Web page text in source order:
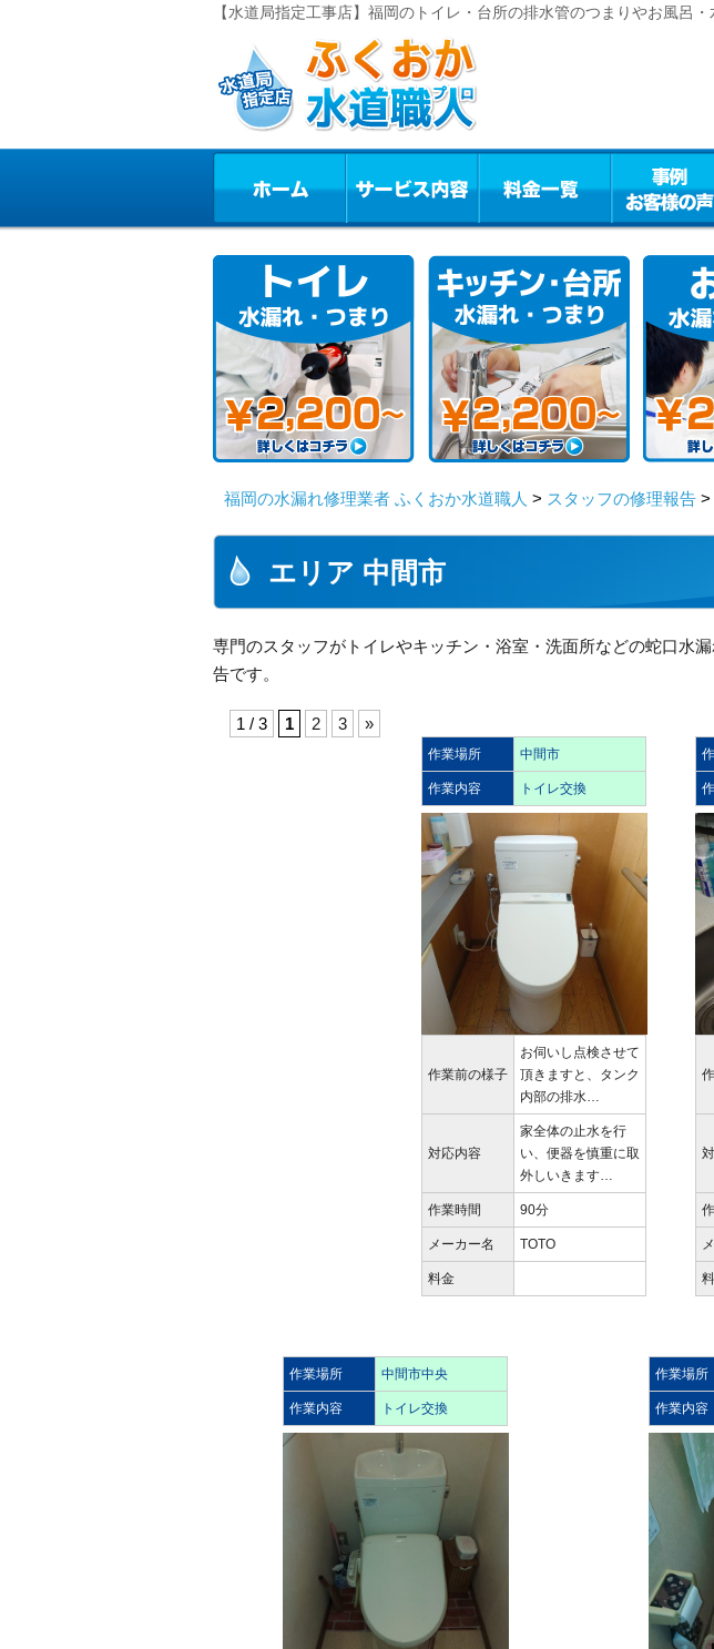
【水道局指定工事店】福岡のトイレ・台所の排水管のつまりやお風呂
福岡の水漏れ修理業者 ふくおか水道職人 > スタッフの修理報告 >
エリア 中間市
専門のスタッフがトイレやキッチン・浴室・洗面所などの蛇口水
告です。
1 / 3 1 2 3 »
作業場所 中間市
作業内容 トイレ交換
作業前の様子
お伺いし点検させて
頂きますと、タンク
内部の排水…
対応内容
家全体の止水を行
い、便器を慎重に取
外しいきます…
作業時間 90分
メーカー名 TOTO
料金
作業場所 中間市中央
作業内容 トイレ交換
作業場所
作業内容